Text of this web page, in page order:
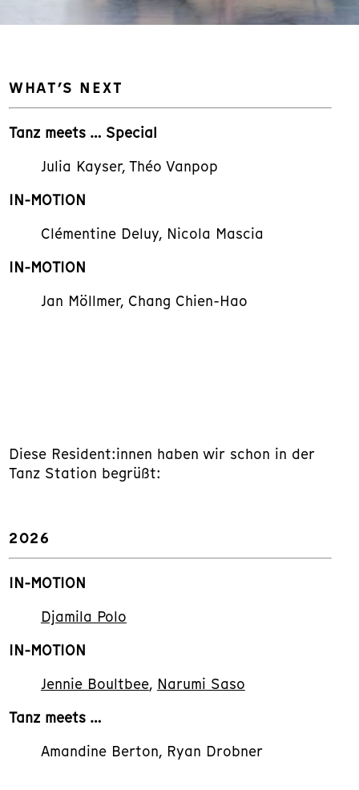
WHAT’S NEXT
Tanz meets … Special
Julia Kayser, Théo Vanpop
IN-MOTION
Clémentine Deluy, Nicola Mascia
IN-MOTION
Jan Möllmer, Chang Chien-Hao
Diese Resident:innen haben wir schon in der
Tanz Station begrüßt:
2026
IN-MOTION
Djamila Polo
IN-MOTION
Jennie Boultbee, Narumi Saso
Tanz meets …
Amandine Berton, Ryan Drobner